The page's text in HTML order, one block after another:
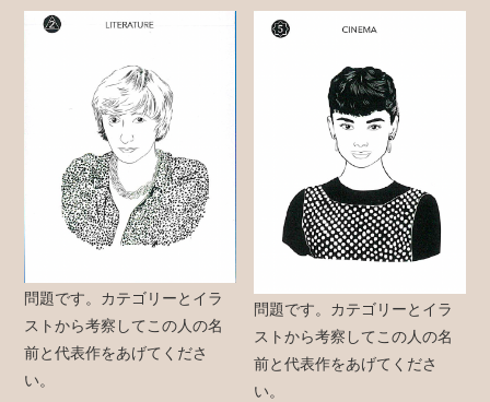
問題です。カテゴリーとイラ
ストから考察してこの人の名
前と代表作をあげてくださ
い。
問題です。カテゴリーとイラ
ストから考察してこの人の名
前と代表作をあげてくださ
い。